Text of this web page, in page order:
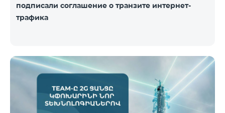
подписали соглашение о транзите интернет-
трафика